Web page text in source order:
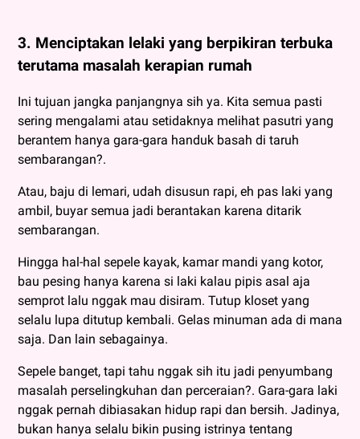
3. Menciptakan lelaki yang berpikiran terbuka
terutama masalah kerapian rumah
Ini tujuan jangka panjangnya sih ya. Kita semua pasti
sering mengalami atau setidaknya melihat pasutri yang
berantem hanya gara-gara handuk basah di taruh
sembarangan?.
Atau, baju di lemari, udah disusun rapi, eh pas laki yang
ambil, buyar semua jadi berantakan karena ditarik
sembarangan.
Hingga hal-hal sepele kayak, kamar mandi yang kotor,
bau pesing hanya karena si laki kalau pipis asal aja
semprot lalu nggak mau disiram. Tutup kloset yang
selalu lupa ditutup kembali. Gelas minuman ada di mana
saja. Dan lain sebagainya.
Sepele banget, tapi tahu nggak sih itu jadi penyumbang
masalah perselingkuhan dan perceraian?. Gara-gara laki
nggak pernah dibiasakan hidup rapi dan bersih. Jadinya,
bukan hanya selalu bikin pusing istrinya tentang